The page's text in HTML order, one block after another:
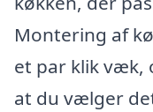
Montering af
et par klik væk,
at du vælger